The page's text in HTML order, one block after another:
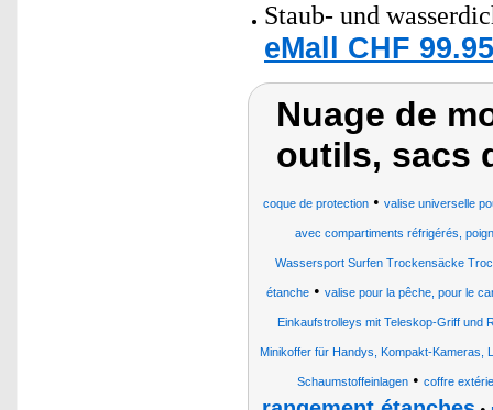
Staub- und
eMall CHF
Nuage de
outils, sacs
coque de protection • valise universelle
avec compartiments réfrigérés,
Wassersport Surfen Trockensäcke
étanche• valise pour la pêche, pour le
Einkaufstrolleys mit Teleskop-Griff und
Minikoffer für Handys, Kompakt-Kameras,
Schaumstoffeinlagen• coffre